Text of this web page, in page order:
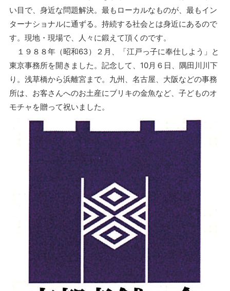
い目で、身近な問題解決。最もローカルなものが、最もイン
ターナショナルに通ずる。持続する社会とは身近にあるので
す。現地・現場で、人々に鍛えて頂くのです。
１９８８年（昭和63）２月、「江戸っ子に奉仕しよう」と
東京事務所を開きました。記念して、10月６日、隅田川川下
り。浅草橋から浜離宮まで。九州、名古屋、大阪などの事務
所は、お客さんへのお土産にブリキの金魚など、子どものオ
モチャを贈って祝いました。